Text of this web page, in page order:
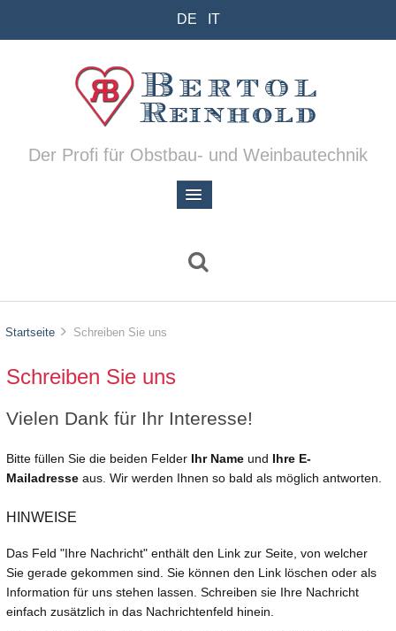
DE IT
Der Profi für Obstbau- und Weinbautechnik
Startseite Schreiben Sie uns
Schreiben Sie uns
Vielen Dank für Ihr Interesse!
Bitte füllen Sie die beiden Felder Ihr Nameund
Ihre E-
Mailadresseaus. Wir werden Ihnen so bald als möglich antworten.
HINWEISE
Das Feld "Ihre Nachricht" enthält den Link zur Seite, von welcher
Sie gerade gekommen sind. Sie können den Link löschen oder als
Information für uns stehen lassen. Schreiben sie Ihre Nachricht
einfach zusätzlich in das Nachrichtenfeld hinein.